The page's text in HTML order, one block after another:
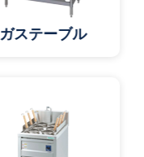
ガステーブル